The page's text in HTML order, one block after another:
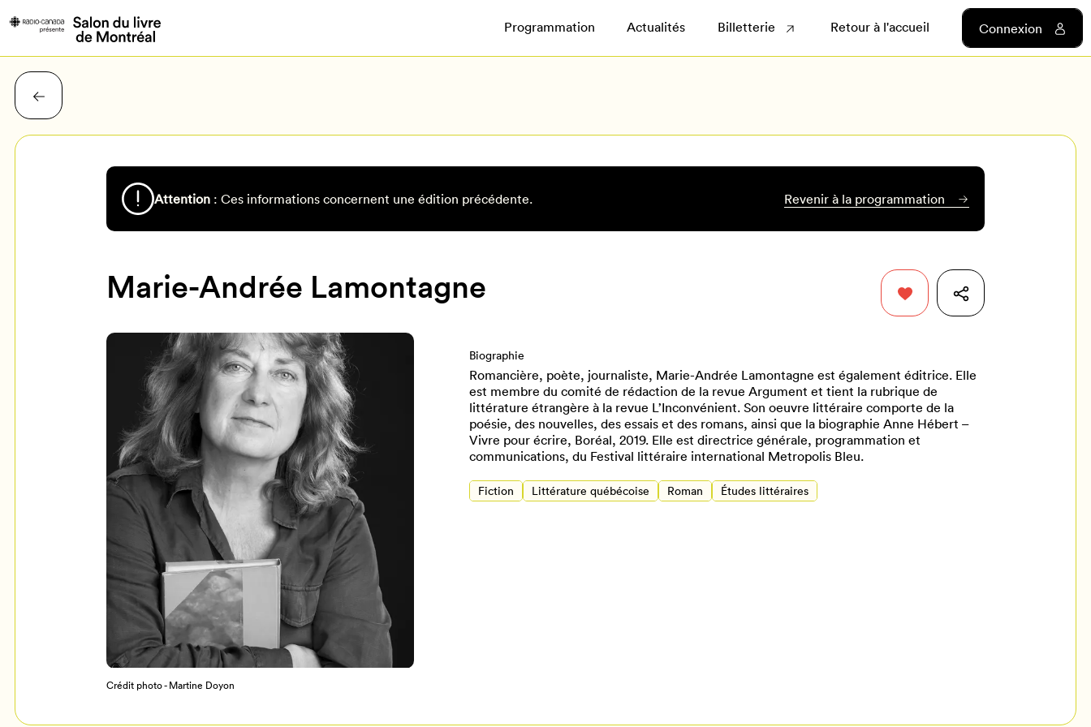
Programmation Actualités Billetterie Retour à l'accueil Connexion
Programmation
Attention : Ces informations concernent une édition précédente. Revenir à la programmation
Marie-Andrée Lamontagne
Crédit photo - Martine Doyon
Biographie
Romancière, poète, journaliste, Marie-Andrée Lamontagne est également éditrice. Elle
est membre du comité de rédaction de la revue Argument et tient la rubrique de
littérature étrangère à la revue L’Inconvénient. Son oeuvre littéraire comporte de la
poésie, des nouvelles, des essais et des romans, ainsi que la biographie Anne Hébert –
Vivre pour écrire, Boréal, 2019. Elle est directrice générale, programmation et
communications, du Festival littéraire international Metropolis Bleu.
Fiction Littérature québécoise Roman Études littéraires
connectez-vous ou créez votre profil